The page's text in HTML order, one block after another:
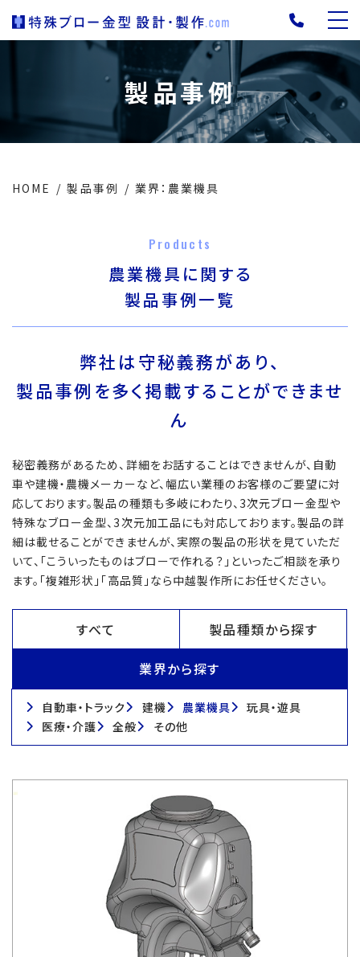
製品事例
HOME 製品事例 業界：農業機具
Products
農業機具に関する
製品事例一覧
弊社は守秘義務があり、
製品事例を多く掲載することができませ
ん
秘密義務があるため、詳細をお話することはできませんが、自動
車や建機・農機メーカーなど、幅広い業種のお客様のご要望に対
応しております。製品の種類も多岐にわたり、3次元ブロー金型や
特殊なブロー金型、3次元加工品にも対応しております。製品の詳
細は載せることができませんが、実際の製品の形状を見ていただ
いて、「こういったものはブローで作れる？」といったご相談を承り
ます。「複雑形状」「高品質」なら中越製作所にお任せください。
すべて 製品種類から探す
業界から探す
自動車・トラック 建機 農業機具
玩具・遊具
医療・介護
全般 その他